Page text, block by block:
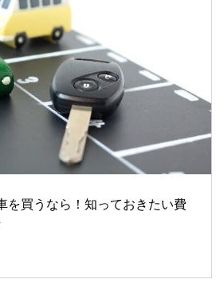
を買うなら！知っておきたい費